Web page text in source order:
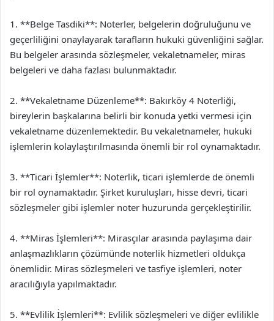
1. **Belge Tasdiki**: Noterler, belgelerin doğruluğunu ve
geçerliliğini onaylayarak tarafların hukuki güvenliğini sağlar.
Bu belgeler arasında sözleşmeler, vekaletnameler, miras
belgeleri ve daha fazlası bulunmaktadır.
2. **Vekaletname Düzenleme**: Bakırköy 4 Noterliği,
bireylerin başkalarına belirli bir konuda yetki vermesi için
vekaletname düzenlemektedir. Bu vekaletnameler, hukuki
işlemlerin kolaylaştırılmasında önemli bir rol oynamaktadır.
3. **Ticari İşlemler**: Noterlik, ticari işlemlerde de önemli
bir rol oynamaktadır. Şirket kuruluşları, hisse devri, ticari
sözleşmeler gibi işlemler noter huzurunda gerçekleştirilir.
4. **Miras İşlemleri**: Mirasçılar arasında paylaşıma dair
anlaşmazlıkların çözümünde noterlik hizmetleri oldukça
önemlidir. Miras sözleşmeleri ve tasfiye işlemleri, noter
aracılığıyla yapılmaktadır.
5. **Evlilik İşlemleri**: Evlilik sözleşmeleri ve diğer evlilikle